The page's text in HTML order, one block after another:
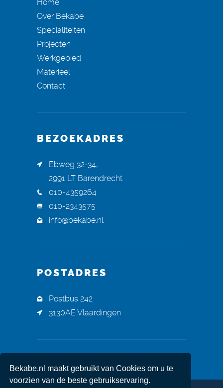
Bekabe.nl maakt gebruikt van Cookies om u te
voorzien van de beste gebruikservaring.
Home
Over Bekabe
Specialiteiten
Projecten
Werkgebied
Materieel
Contact
BEZOEKADRES
Ebweg 32-34,
2991 LT Barendrecht
010-4359264
010-2343575
info@bekabe.nl
POSTADRES
Postbus 242
3130AE Vlaardingen